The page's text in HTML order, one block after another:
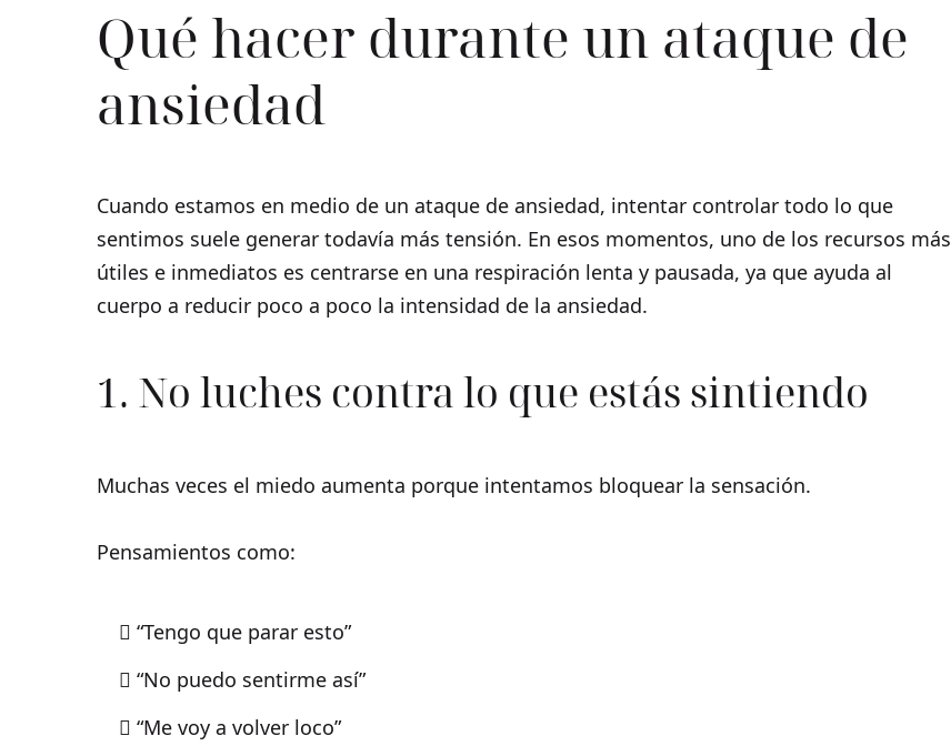
Qué hacer durante un ataque de
ansiedad
Cuando estamos en medio de un ataque de ansiedad, intentar controlar todo lo que
sentimos suele generar todavía más tensión. En esos momentos, uno de los recursos más
útiles e inmediatos es centrarse en una respiración lenta y pausada, ya que ayuda al
cuerpo a reducir poco a poco la intensidad de la ansiedad.
1. No luches contra lo que estás sintiendo
Muchas veces el miedo aumenta porque intentamos bloquear la sensación.
Pensamientos como:
“Tengo que parar esto”
“No puedo sentirme así”
“Me voy a volver loco”